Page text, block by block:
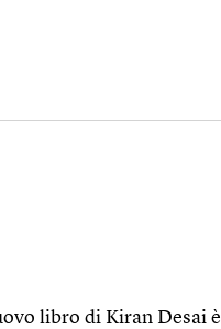
libro di Kiran Desai è